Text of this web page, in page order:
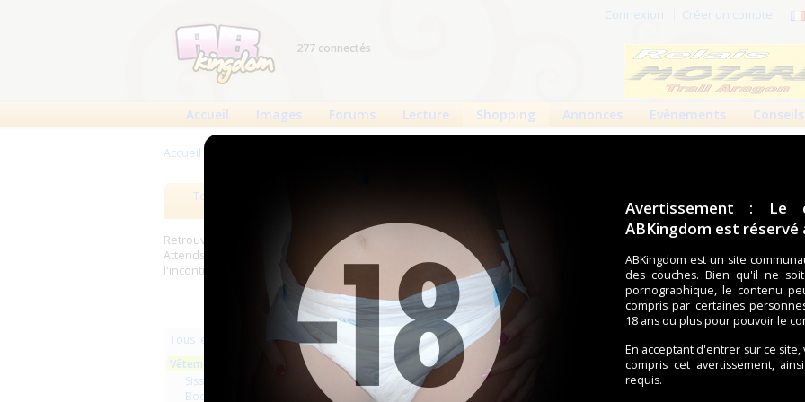
Avertissement : Le
ABKingdom est réservé
ABKingdom est un site
des couches. Bien qu'il ne
pornographique, le contenu
compris par certaines
18 ans ou plus pour pouvoir le
En acceptant d'entrer sur ce
compris cet avertissement,
requis.
Connexion Créer un compte
277 connectés
Accueil Images Forums Lecture Shopping Annonces Evènements Conseils
Accueil
Tous les produits
Retrouverez sur cette page les meilleures couches (Tena, Abena, Molicare, Comficare, Confiance, Depend,
Attends, Bambino...) et les meilleurs produits aussi bien pour les fétichistes des couches que pour
l'incontinence.
Tous les produits
Vêtements
Sissy
Bodys et autres
Les plus récents Trier par nom
Aucun produit trouvé.